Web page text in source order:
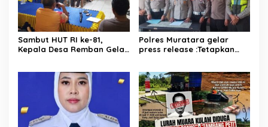
Sambut HUT RI ke-81,
Kepala Desa Remban Gelar
Polres Muratara gelar
press release :Tetapkan
Maut antara Bus ALS dan
Tangki BBM Tewaskan 19
Orang